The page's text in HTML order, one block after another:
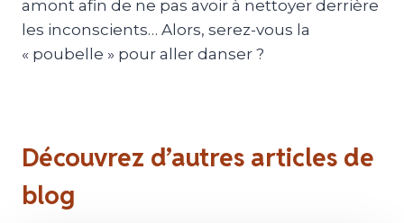
amont afin de ne pas avoir à nettoyer derrière
les inconscients… Alors, serez-vous la
« poubelle » pour aller danser ?
Découvrez d’autres articles de
blog